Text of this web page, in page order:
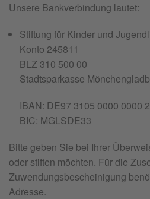
Unsere Bankverbindung lautet:
Stiftung für Kinder und
Konto 245811
BLZ 310 500 00
Stadtsparkasse
IBAN: DE97 3105 0000 0000
BIC: MGLSDE33
Bitte geben Sie bei Ihrer
oder stiften möchten. Für die
Zuwendungsbescheinigung
Adresse.